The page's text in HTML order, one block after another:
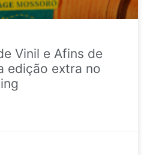
Vinil e Afins de
edição extra no